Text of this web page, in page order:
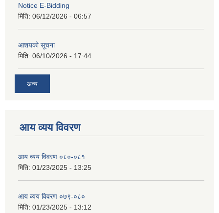
Notice E-Bidding
मिति: 06/12/2026 - 06:57
आशयको सूचना
मिति: 06/10/2026 - 17:44
अन्य
आय व्यय विवरण
आय व्यय विवरण ०८०-०८१
मिति: 01/23/2025 - 13:25
आय व्यय विवरण ०७९-०८०
मिति: 01/23/2025 - 13:12